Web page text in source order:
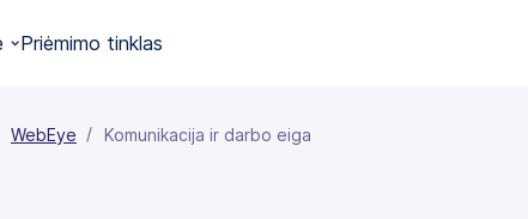
Priėmimo tinklas
WebEye Komunikacija ir darbo eiga